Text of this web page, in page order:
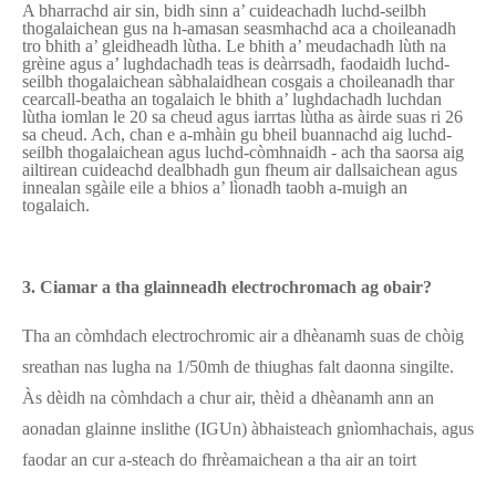
A bharrachd air sin, bidh sinn a’ cuideachadh luchd-seilbh
thogalaichean gus na h-amasan seasmhachd aca a choileanadh
tro bhith a’ gleidheadh ​​lùtha. Le bhith a’ meudachadh lùth na
grèine agus a’ lughdachadh teas is deàrrsadh, faodaidh luchd-
seilbh thogalaichean sàbhalaidhean cosgais a choileanadh thar
cearcall-beatha an togalaich le bhith a’ lughdachadh luchdan
lùtha iomlan le 20 sa cheud agus iarrtas lùtha as àirde suas ri 26
sa cheud. Ach, chan e a-mhàin gu bheil buannachd aig luchd-
seilbh thogalaichean agus luchd-còmhnaidh - ach tha saorsa aig
ailtirean cuideachd dealbhadh gun fheum air dallsaichean agus
innealan sgàile eile a bhios a’ lìonadh taobh a-muigh an
togalaich.
3. Ciamar a tha glainneadh electrochromach ag obair?
Tha an còmhdach electrochromic air a dhèanamh suas de chòig
sreathan nas lugha na 1/50mh de thiughas falt daonna singilte.
Às dèidh na còmhdach a chur air, thèid a dhèanamh ann an
aonadan glainne inslithe (IGUn) àbhaisteach gnìomhachais, agus
faodar an cur a-steach do fhrèamaichean a tha air an toirt